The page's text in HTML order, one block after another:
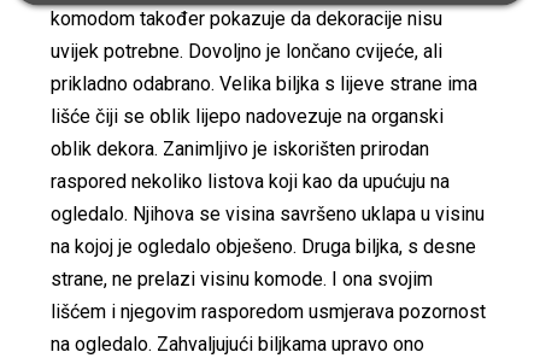
komodom također pokazuje da dekoracije nisu
uvijek potrebne. Dovoljno je lončano cvijeće, ali
prikladno odabrano. Velika biljka s lijeve strane ima
lišće čiji se oblik lijepo nadovezuje na organski
oblik dekora. Zanimljivo je iskorišten prirodan
raspored nekoliko listova koji kao da upućuju na
ogledalo. Njihova se visina savršeno uklapa u visinu
na kojoj je ogledalo obješeno. Druga biljka, s desne
strane, ne prelazi visinu komode. I ona svojim
lišćem i njegovim rasporedom usmjerava pozornost
na ogledalo. Zahvaljujući biljkama upravo ono